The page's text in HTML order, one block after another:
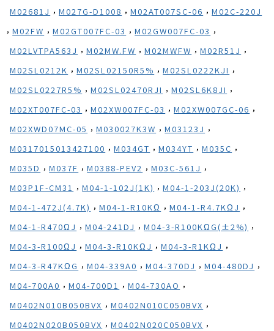
M02681J , M027G-D1008 , M02AT007SC-06 , M02C-220J
, M02FW , M02GT007FC-03 , M02GW007FC-03 ,
M02LVTPA563J , M02MW.FW , M02MWFW , M02R51J ,
M02SL0212K , M02SL02150R5% , M02SL0222KJI ,
M02SL0227R5% , M02SL02470RJI , M02SL6K8JI ,
M02XT007FC-03 , M02XW007FC-03 , M02XW007GC-06 ,
M02XWD07MC-05 , M030027K3W , M03123J ,
M0317015013427100 , M034GT , M034YT , M035C ,
M035D , M037F , M0388-PEV2 , M03C-561J ,
M03P1F-CM31 , M04-1-102J(1K) , M04-1-203J(20K) ,
M04-1-472J(4.7K) , M04-1-R10KΩ , M04-1-R4.7KΩJ ,
M04-1-R470ΩJ , M04-241DJ , M04-3-R100KΩG(±2%) ,
M04-3-R100ΩJ , M04-3-R10KΩJ , M04-3-R1KΩJ ,
M04-3-R47KΩG , M04-339A0 , M04-370DJ , M04-480DJ ,
M04-700A0 , M04-700D1 , M04-730AO ,
M0402N010B050BVX , M0402N010C050BVX ,
M0402N020B050BVX , M0402N020C050BVX ,